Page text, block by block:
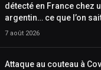
détecté en France chez
argentin… ce que l’on
7 août 2026
Attaque au couteau à